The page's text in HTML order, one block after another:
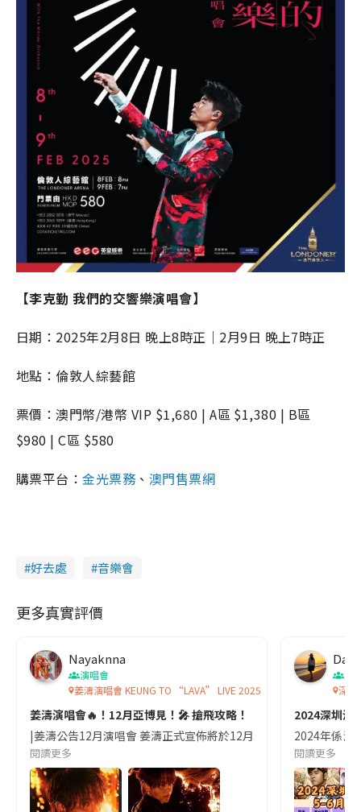
【李克勤 我們的交響樂演唱會】
日期：2025年2月8日 晚上8時正｜2月9日 晚上7時正
地點：倫敦人綜藝館
票價：澳門幣/港幣 VIP $1,680 | A區 $1,380 | B區
$980 | C區 $580
購票平台：金光票務 、 澳門售票網
好去處 音樂會
更多真實評價
Nayaknna
演唱會
姜濤演唱會 KEUNG TO “LAVA” LIVE 2025
姜濤演唱會🔥！12月亞博見！🎤 搶飛攻略！
|姜濤公告12月演唱會 姜濤正式宣佈將於12月18至21日於亞博
閱讀更多
深
深圳
2024深圳演
2024年係深
閱讀更多